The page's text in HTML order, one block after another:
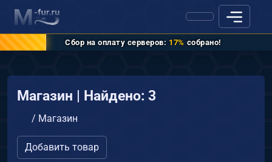
Сбор на оплату серверов: 17% собрано!
Магазин | Найдено: 3
/ Магазин
Добавить товар